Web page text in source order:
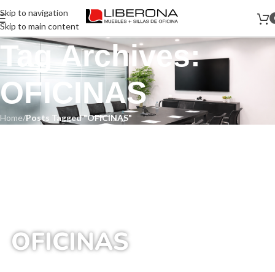
Skip to navigation
Skip to main content
Tag Archives:
OFICINAS
Home/Posts Tagged "OFICINAS"
OFICINAS